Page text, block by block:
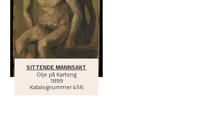
SITTENDE MANNSAKT
Olje på Kartong
1899
Katalognummer 456